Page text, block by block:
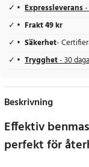
Expressleverans-
Frakt 49 kr
Säkerhet-
Trygghet- 30
Beskrivning
Effektiv
perfekt för